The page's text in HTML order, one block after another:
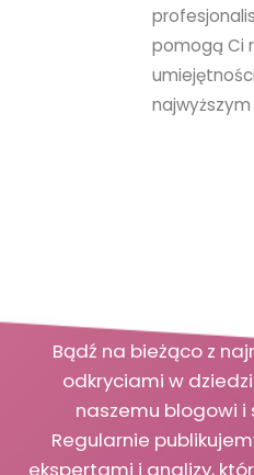
pomogą Ci
Bądź na bieżąco z
odkryciami w
naszemu blogowi i
Regularnie
ekspertami i analizy,